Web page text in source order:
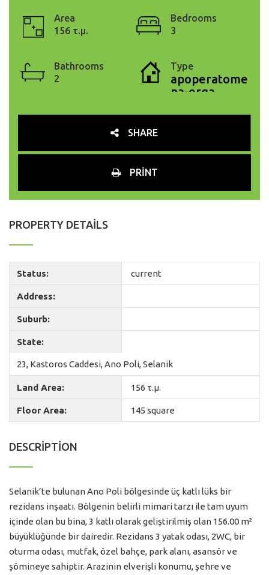
Area
156 τ.μ.
Bedrooms
3
Bathrooms
2
Type
apoperatome
na-erga
SHARE
PRINT
PROPERTY DETAILS
Status: current
Address:
Suburb:
State:
23, Kastoros Caddesi, Ano Poli, Selanik
Land Area: 156 τ.μ.
Floor Area: 145 square
DESCRIPTION
Selanik’te bulunan Ano Poli bölgesinde üç katlı lüks bir
rezidans inşaatı. Bölgenin belirli mimari tarzı ile tam uyum
içinde olan bu bina, 3 katlı olarak geliştirilmiş olan 156.00 m²
büyüklüğünde bir dairedir. Rezidans 3 yatak odası, 2WC, bir
oturma odası, mutfak, özel bahçe, park alanı, asansör ve
şömineye sahiptir. Arazinin elverişli konumu, şehre ve